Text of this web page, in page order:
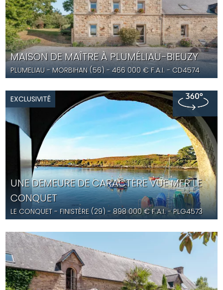
MAISON DE MAÎTRE À PLUMÉLIAU-BIEUZY
PLUMELIAU- MORBIHAN (56) -466 000€ F.A.I.- CD4574
UNE DEMEURE DE CARACTÈRE VUE MER LE
CONQUET
LE CONQUET- FINISTÈRE (29) -898 000€ F.A.I.- PLG4573
EXCLUSIVITÉ